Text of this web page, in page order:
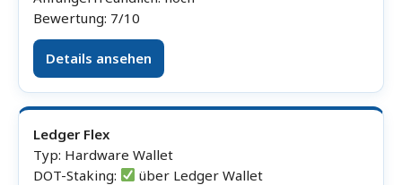
Bewertung: 7/10
Details ansehen
Ledger Flex
Typ: Hardware Wallet
DOT-Staking:
über Ledger Wallet